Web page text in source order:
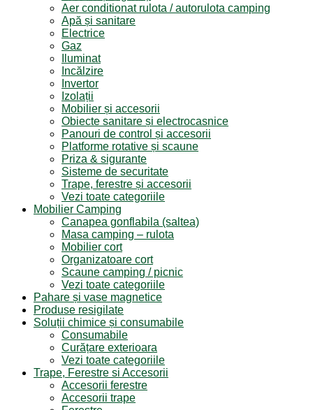
Aer conditionat rulota / autorulota camping
Apă și sanitare
Electrice
Gaz
Iluminat
Incălzire
Invertor
Izolații
Mobilier și accesorii
Obiecte sanitare și electrocasnice
Panouri de control și accesorii
Platforme rotative și scaune
Priza & sigurante
Sisteme de securitate
Trape, ferestre și accesorii
Vezi toate categoriile
Mobilier Camping
Canapea gonflabila (saltea)
Masa camping – rulota
Mobilier cort
Organizatoare cort
Scaune camping / picnic
Vezi toate categoriile
Pahare și vase magnetice
Produse resigilate
Soluții chimice și consumabile
Consumabile
Curățare exterioara
Vezi toate categoriile
Trape, Ferestre si Accesorii
Accesorii ferestre
Accesorii trape